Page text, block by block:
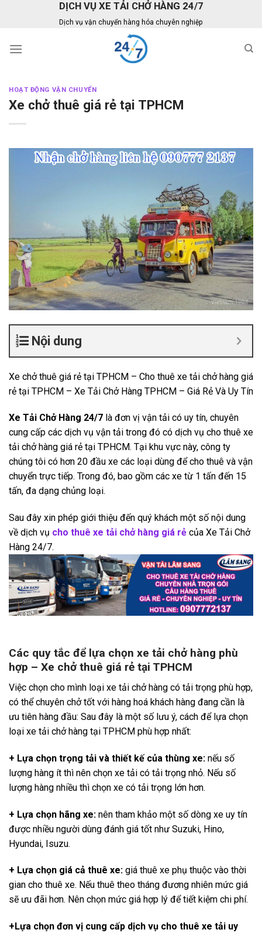
DỊCH VỤ XE TẢI CHỞ HÀNG 24/7
Dịch vụ vận chuyển hàng hóa chuyên nghiệp
HOẠT ĐỘNG VẬN CHUYỂN
Xe chở thuê giá rẻ tại TPHCM
Nội dung
Xe chở thuê giá rẻ tại TPHCM – Cho thuê xe tải chở hàng giá
rẻ tại TPHCM – Xe Tải Chở Hàng TPHCM – Giá Rẻ Và Uy Tín
Xe Tải Chở Hàng 24/7 là đơn vị vận tải có uy tín, chuyên
cung cấp các dịch vụ vận tải trong đó có dịch vụ cho thuê xe
tải chở hàng giá rẻ tại TPHCM. Tại khu vực này, công ty
chúng tôi có hơn 20 đầu xe các loại dùng để cho thuê và vận
chuyển trực tiếp. Trong đó, bao gồm các xe từ 1 tấn đến 15
tấn, đa dạng chủng loại.
Sau đây xin phép giới thiệu đến quý khách một số nội dung
về dịch vụ cho thuê xe tải chở hàng giá rẻ của Xe Tải Chở
Hàng 24/7.
Các quy tắc để lựa chọn xe tải chở hàng phù
hợp – Xe chở thuê giá rẻ tại TPHCM
Việc chọn cho mình loại xe tải chở hàng có tải trọng phù hợp,
có thể chuyên chở tốt với hàng hoá khách hàng đang cần là
ưu tiên hàng đầu: Sau đây là một số lưu ý, cách để lựa chọn
loại xe tải chở hàng tại TPHCM phù hợp nhất:
+ Lựa chọn trọng tải và thiết kế của thùng xe: nếu số
lượng hàng ít thì nên chọn xe tải có tải trọng nhỏ. Nếu số
lượng hàng nhiều thì chọn xe có tải trọng lớn hơn.
+ Lựa chọn hãng xe: nên tham khảo một số dòng xe uy tín
được nhiều người dùng đánh giá tốt như Suzuki, Hino,
Hyundai, Isuzu.
+ Lựa chọn giá cả thuê xe: giá thuê xe phụ thuộc vào thời
gian cho thuê xe. Nếu thuê theo tháng đương nhiên mức giá
sẽ ưu đãi hơn. Nên chọn mức giá hợp lý để tiết kiệm chi phí.
+Lựa chọn đơn vị cung cấp dịch vụ cho thuê xe tải uy